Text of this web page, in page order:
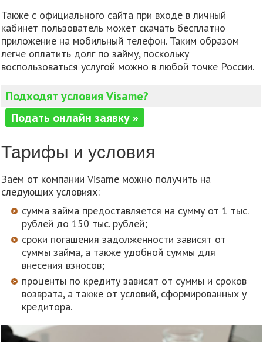
Также с официального сайта при входе в личный
кабинет пользователь может скачать бесплатно
приложение на мобильный телефон. Таким образом
легче оплатить долг по займу, поскольку
воспользоваться услугой можно в любой точке России.
Подходят условия Visame?
Подать онлайн заявку »
Тарифы и условия
Заем от компании Visame можно получить на
следующих условиях:
сумма займа предоставляется на сумму от 1 тыс.
рублей до 150 тыс. рублей;
сроки погашения задолженности зависят от
суммы займа, а также удобной суммы для
внесения взносов;
проценты по кредиту зависят от суммы и сроков
возврата, а также от условий, сформированных у
кредитора.